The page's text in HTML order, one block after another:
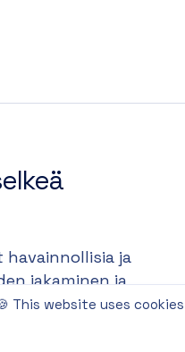
This website uses cookies
ja
jakaminen ja